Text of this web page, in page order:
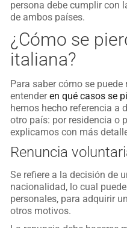
persona debe cumplir con
de ambos países.
¿Cómo se
italiana?
Para saber cómo se puede
entenderen qué casos se
hemos hecho referencia a
otro país: por residencia o
explicamos con más
Renuncia
Se refiere a la decisión de
nacionalidad, lo cual
personales, para adquirir
otros motivos.